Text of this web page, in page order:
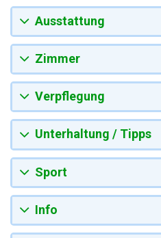
Ausstattung
Zimmer
Verpflegung
Unterhaltung / Tipps
Sport
Info